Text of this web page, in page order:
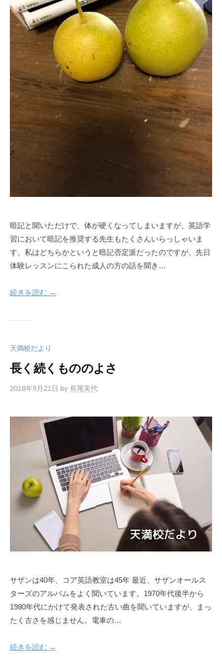
暗記と聞いただけで、体が硬くなってしまいますが、英語学
習において暗記を推奨する先生もたくさんいらっしゃいま
す。私はどちらかというと暗記否定派だったのですが、先日
体験レッスンにこられた成人の方の話を聞き…
続きを読む →
天満校だより
長く続くもののよさ
2018年9月21日 by 長尾美代
サザンは40年、コア英語教室は45年 最近、サザンオールス
ターズのアルバムをよく聞いています。1970年代後半から
1980年代にかけて発表された古い曲を聞いていますが、まっ
たく古さを感じません。電車の…
続きを読む →